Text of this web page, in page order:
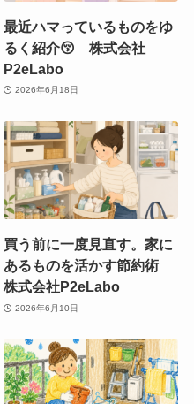
最近ハマっているものをゆ
るく紹介😚 株式会社
P2eLabo
2026年6月18日
買う前に一度見直す。家に
あるものを活かす節約術
株式会社P2eLabo
2026年6月10日